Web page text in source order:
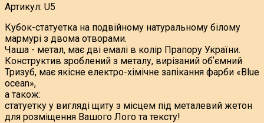
Артикул: U5
Кубок-статуетка на подвійному натуральному білому
мармурі з двома отворами.
Чаша - метал, має дві емалі в колір Прапору України.
Конструктив зроблений з металу, вирізаний обʼємний
Тризуб, має якісне електро-хімічне запікання фарби «Blue
ocean»,
а також:
статуетку у вигляді щиту з місцем під металевий жетон
для розміщення Вашого Лого та тексту!